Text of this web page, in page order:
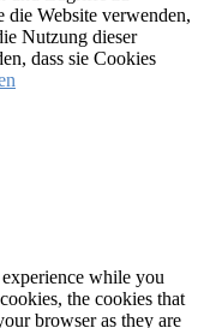
die Website verwenden,
Nutzung dieser
dass sie Cookies
while you
the cookies that
browser as they are